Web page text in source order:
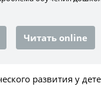
Читать online
развития у